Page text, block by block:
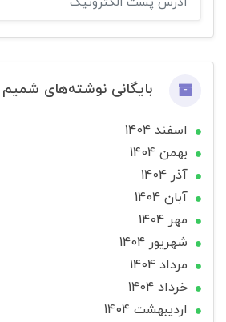
بایگانی نوشته‌های شمیم
اسفند 1404
بهمن 1404
آذر 1404
آبان 1404
مهر 1404
شهریور 1404
مرداد 1404
خرداد 1404
ارديبهشت 1404